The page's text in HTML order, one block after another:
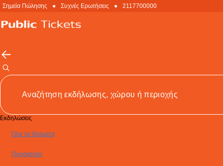
Σημεία Πώλησης ● Συχνές Ερωτήσεις ● 2117700000
Εκδηλώσεις
Όλα τα Θεάματα
Προσφορές